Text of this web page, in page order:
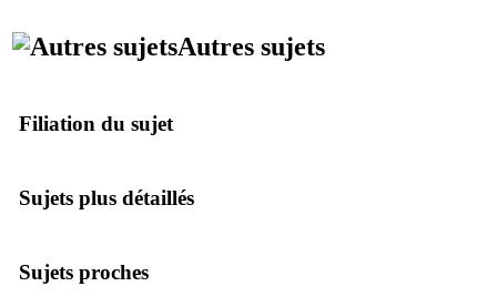
Autres sujets
Filiation du sujet
Sujets plus détaillés
Sujets proches